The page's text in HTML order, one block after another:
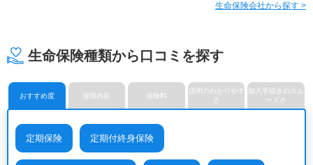
みどり生命保険株式会社 明治安田生命保険相互会社
メットライフ生命保険株式会
メディケア生命保険株式会社 楽天生命保険株式会社
生命保険会社から探す >
生命保険種類から口コミを探す
おすすめ度 保障内容 保険料
説明のわかりやす
さ
加入手続きのスム
ーズさ
定期保険 定期付終身保険